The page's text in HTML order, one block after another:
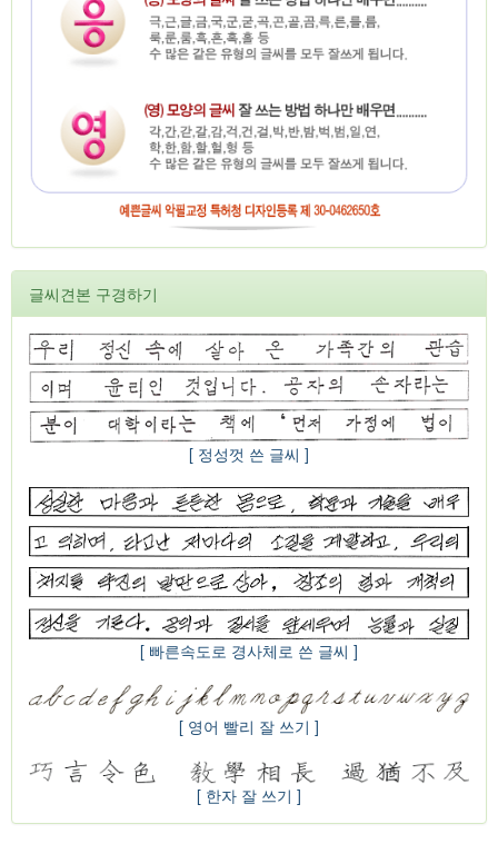
글씨견본 구경하기
[ 정성껏 쓴 글씨 ]
[ 빠른속도로 경사체로 쓴 글씨 ]
[ 영어 빨리 잘 쓰기 ]
[ 한자 잘 쓰기 ]